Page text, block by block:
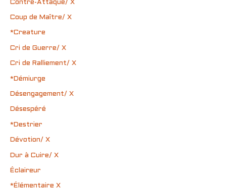
Contre-Attaque/ X
Coup de Maître/ X
*Creature
Cri de Guerre/ X
Cri de Ralliement/ X
*Démiurge
Désengagement/ X
Désespéré
*Destrier
Dévotion/ X
Dur à Cuire/ X
Éclaireur
*Élémentaire X